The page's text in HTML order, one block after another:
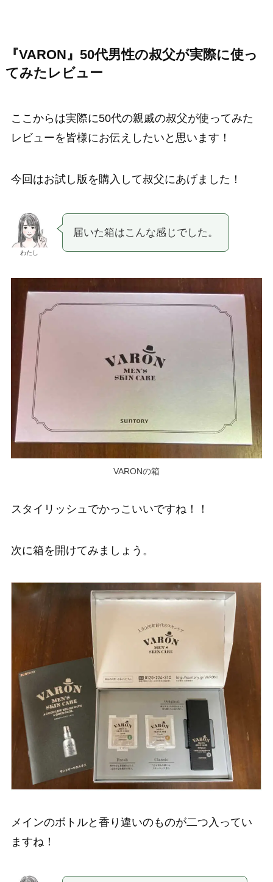
『VARON』50代男性の叔父が実際に使っ
てみたレビュー
ここからは実際に50代の親戚の叔父が使ってみた
レビューを皆様にお伝えしたいと思います！
今回はお試し版を購入して叔父にあげました！
わたし
届いた箱はこんな感じでした。
VARONの箱
スタイリッシュでかっこいいですね！！
次に箱を開けてみましょう。
メインのボトルと香り違いのものが二つ入ってい
ますね！